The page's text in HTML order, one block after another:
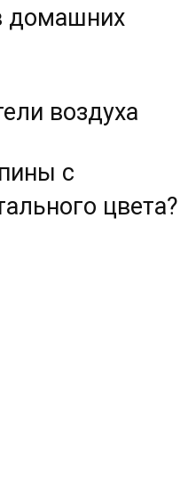
домашних
воздуха
с
цвета?